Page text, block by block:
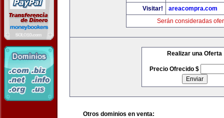
Visitar!
areacompra.com
Serán consideradas
Realizar una Oferta
Precio Ofrecido $
Otros dominios en venta: